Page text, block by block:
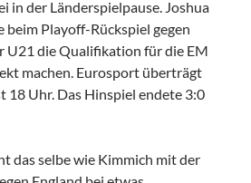
in der Länderspielpause. Joshua
beim Playoff-Rückspiel gegen
U21 die Qualifikation für die EM
machen. Eurosport überträgt
18 Uhr. Das Hinspiel endete 3:0
das selbe wie Kimmich mit der